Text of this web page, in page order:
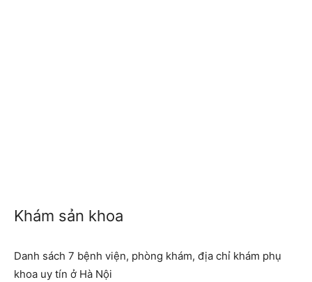
Khám sản khoa
Danh sách 7 bệnh viện, phòng khám, địa chỉ khám phụ
khoa uy tín ở Hà Nội